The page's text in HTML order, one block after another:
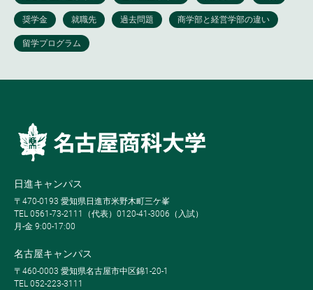
日進キャンパス
〒470-0193 愛知県日進市米野木町三ケ峯
TEL 0561-73-2111（代表）0120-41-3006（入試）
月-金 9:00-17:00
名古屋キャンパス
〒460-0003 愛知県名古屋市中区錦1-20-1
TEL 052-223-3111